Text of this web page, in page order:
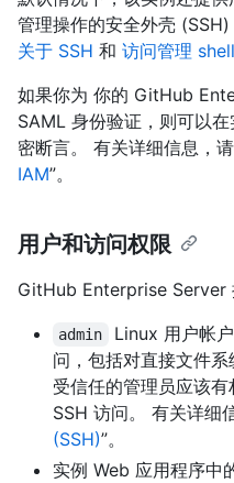
管理操作的安全外壳
关于 SSH 和 访问管理
如果你为 你的 GitHub
SAML 身份验证，则可以
密断言。 有关详细信息，
IAM”。
用户和访问权限
GitHub Enterprise Server
admin
Linux 用户帐
问，包括对直接文件
受信任的管理员应该
SSH 访问。 有关详细
(SSH)”。
实例 Web 应用程序中